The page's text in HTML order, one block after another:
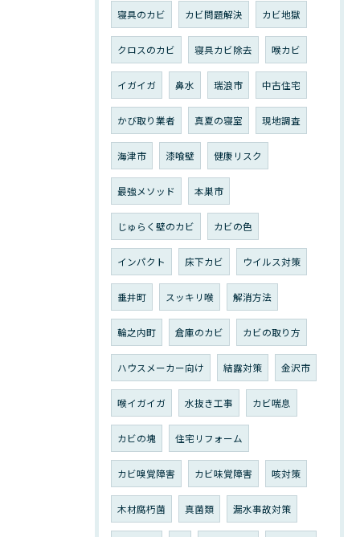
寝具のカビ カビ問題解決 カビ地獄
クロスのカビ 寝具カビ除去 喉カビ
イガイガ 鼻水 瑞浪市 中古住宅
かび取り業者 真夏の寝室 現地調査
海津市 漆喰壁 健康リスク
最強メソッド 本巣市
じゅらく壁のカビ カビの色
インパクト 床下カビ ウイルス対策
垂井町 スッキリ喉 解消方法
輪之内町 倉庫のカビ カビの取り方
ハウスメーカー向け 結露対策 金沢市
喉イガイガ 水抜き工事 カビ喘息
カビの塊 住宅リフォーム
カビ嗅覚障害 カビ味覚障害 咳対策
木材腐朽菌 真菌類 漏水事故対策